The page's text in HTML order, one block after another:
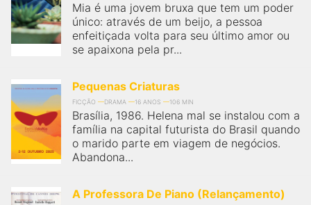
Mia é uma jovem bruxa que tem um poder
único: através de um beijo, a pessoa
enfeitiçada volta para seu último amor ou
se apaixona pela pr...
Pequenas Criaturas
FICÇÃO DRAMA 16 ANOS 106 MIN
Brasília, 1986. Helena mal se instalou com a
família na capital futurista do Brasil quando
o marido parte em viagem de negócios.
Abandona...
A Professora De Piano (Relançamento)